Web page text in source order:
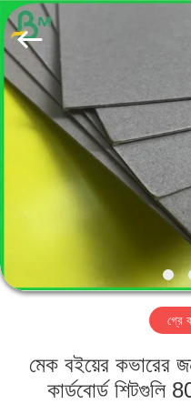
বাড়ি
কারখানা
GUANGZHOU
BMPAPER
CO.,
LTD..
All
Rights
Reserved.
গ্রে
মেক বইয়ের কভারের
কার্ডবোর্ড